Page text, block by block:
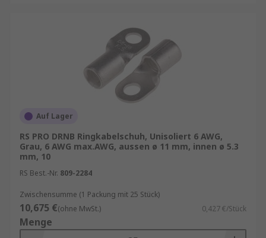
Auf Lager
RS PRO DRNB Ringkabelschuh, Unisoliert 6 AWG,
Grau, 6 AWG max.AWG, aussen ø 11 mm, innen ø 5.3
mm, 10
RS Best.-Nr. 809-2284
Zwischensumme (1 Packung mit 25 Stück)
10,675 €(ohne MwSt.) 0,427 €/Stück
Menge